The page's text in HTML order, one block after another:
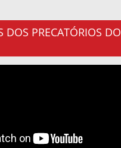
DOS PRECATÓRIOS DO